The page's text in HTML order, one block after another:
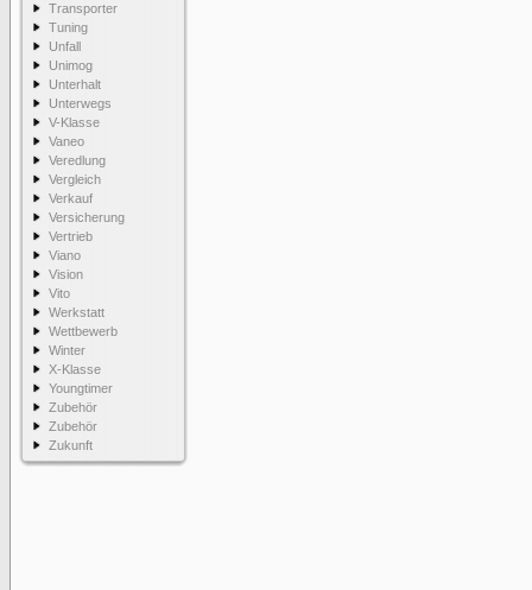
Transporter
Tuning
Unfall
Unimog
Unterhalt
Unterwegs
V-Klasse
Vaneo
Veredlung
Vergleich
Verkauf
Versicherung
Vertrieb
Viano
Vision
Vito
Werkstatt
Wettbewerb
Winter
X-Klasse
Youngtimer
Zubehör
Zubehör
Zukunft